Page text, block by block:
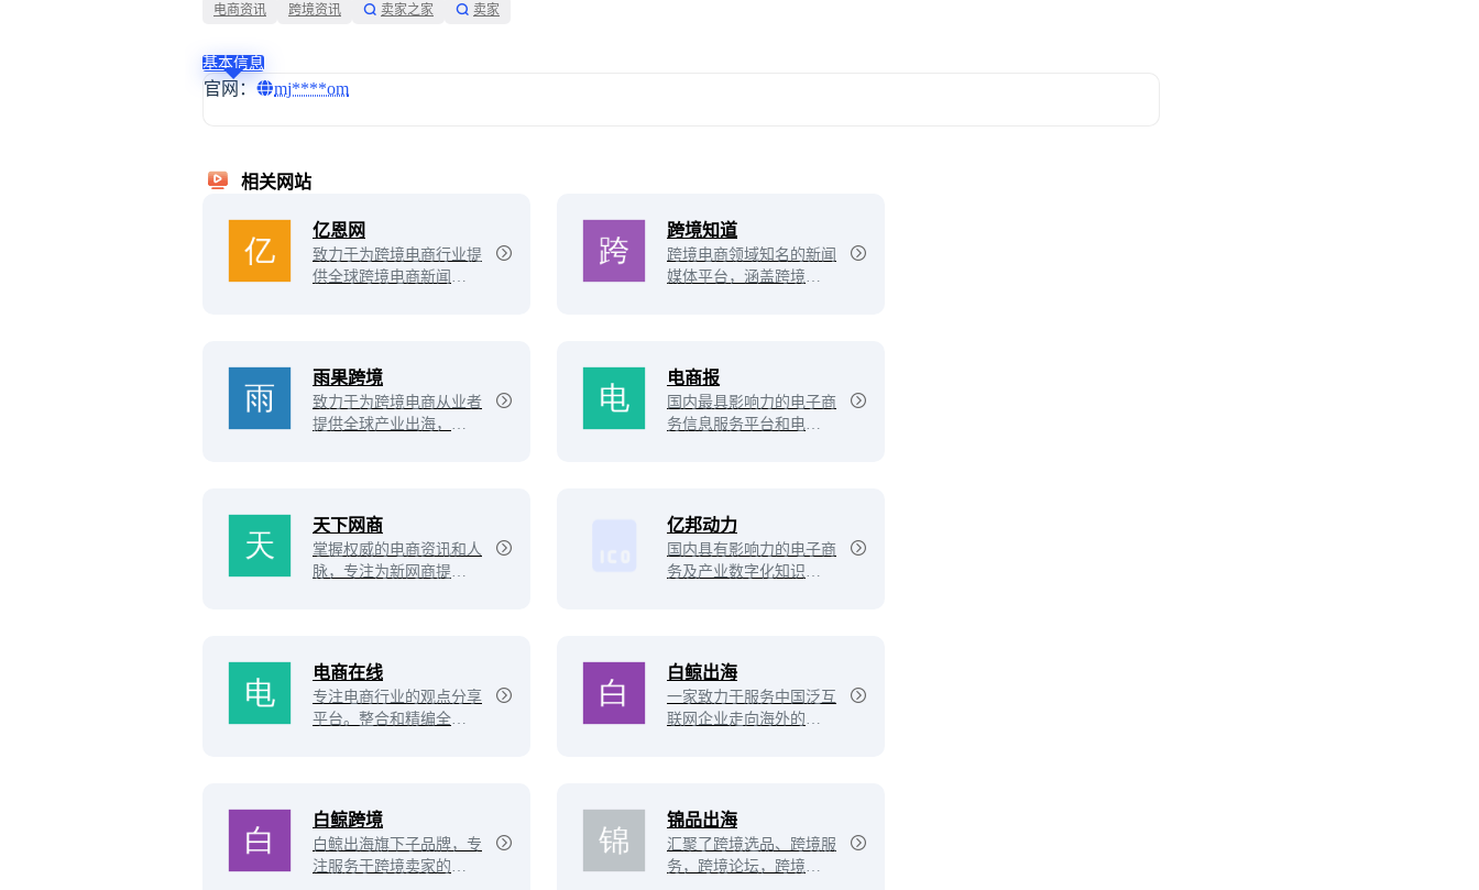
电商资讯 跨境资讯 卖家之家 卖家
基本信息
官网： mj****om
相关网站
亿恩网
致力于为跨境电商行业提
供全球跨境电商新闻资讯
生态新闻的电子商务新媒
体平台。
跨境知道
跨境电商领域知名的新闻
媒体平台，涵盖跨境早知
务、活动峰会、出海四小
龙、跨境名流说等栏目，
为跨境电商卖家和生态提
供最新前沿资讯和一站式
雨果跨境
致力于为跨境电商从业者
提供全球产业出海，链接
台，链接起跨境电商平
台、服务商、工厂及众多
卖家，致力打造集全球开
店服务、品牌出海营销、
电商报
国内最具影响力的电子商
务信息服务平台和电子商
商等电商领域最新动态，
揭示电子商务行业发展趋
势和热点话题。
天下网商
掌握权威的电商资讯和人
脉，专注为新网商提供专
战于一体的系统化服务，
成为电商第一入口。
亿邦动力
国内具有影响力的电子商
务及产业数字化知识服务
务、零售、电商资本、电
商政策等领域与方向，提
供电商资讯、电商案例、
电商数据、电商研究、电
电商在线
专注电商行业的观点分享
平台。整合和精编全网资
卖家活动圈子，致力于打
造电商行业最具权威的知
识库。最及时电商资讯，
最深度淘宝解读，最全面
白鲸出海
一家致力于服务中国泛互
联网企业走向海外的综合
据（公司、产品、资本、
榜单、专辑和投放等）、
服务（合作、招聘、活
动、投融资和众创空间
白鲸跨境
白鲸出海旗下子品牌，专
注服务于跨境卖家的资讯
锦品出海
汇聚了跨境选品、跨境服
务，跨境论坛，跨境百